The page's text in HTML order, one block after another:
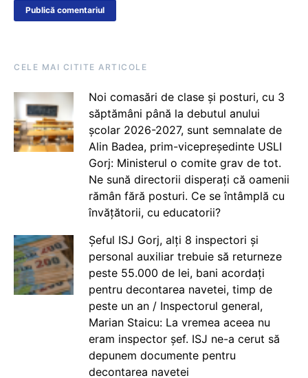
CELE MAI CITITE ARTICOLE
Noi comasări de clase și posturi, cu 3
săptămâni până la debutul anului
școlar 2026-2027, sunt semnalate de
Alin Badea, prim-vicepreședinte USLI
Gorj: Ministerul o comite grav de tot.
Ne sună directorii disperați că oamenii
rămân fără posturi. Ce se întâmplă cu
învățătorii, cu educatorii?
Șeful ISJ Gorj, alți 8 inspectori și
personal auxiliar trebuie să returneze
peste 55.000 de lei, bani acordați
pentru decontarea navetei, timp de
peste un an / Inspectorul general,
Marian Staicu: La vremea aceea nu
eram inspector șef. ISJ ne-a cerut să
depunem documente pentru
decontarea navetei